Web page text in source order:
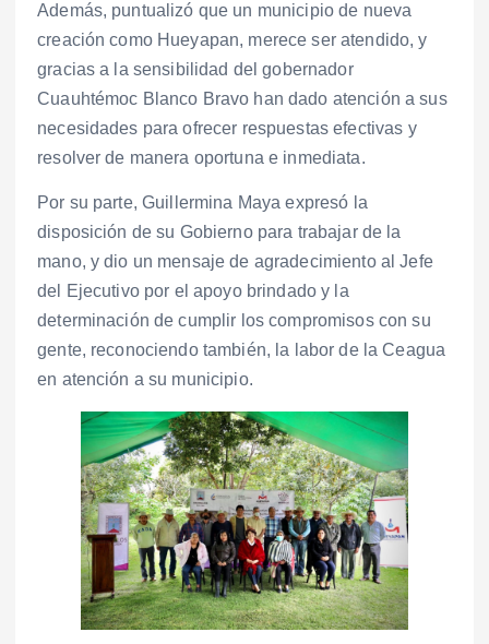
Además, puntualizó que un municipio de nueva
creación como Hueyapan, merece ser atendido, y
gracias a la sensibilidad del gobernador
Cuauhtémoc Blanco Bravo han dado atención a sus
necesidades para ofrecer respuestas efectivas y
resolver de manera oportuna e inmediata.
Por su parte, Guillermina Maya expresó la
disposición de su Gobierno para trabajar de la
mano, y dio un mensaje de agradecimiento al Jefe
del Ejecutivo por el apoyo brindado y la
determinación de cumplir los compromisos con su
gente, reconociendo también, la labor de la Ceagua
en atención a su municipio.